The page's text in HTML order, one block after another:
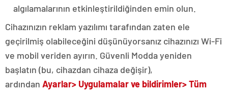
algılamalarının etkinleştirildiğinden emin olun.
Cihazınızın reklam yazılımı tarafından zaten ele
geçirilmiş olabileceğini düşünüyorsanız cihazınızı Wi-Fi
ve mobil veriden ayırın. Güvenli Modda yeniden
başlatın (bu, cihazdan cihaza değişir),
ardından Ayarlar> Uygulamalar ve bildirimler> Tüm